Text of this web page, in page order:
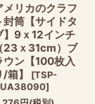
メリカのクラフ
封筒【サイドタ
】9ｘ12インチ
（23ｘ31cm）ブ
ウン【100枚入
/箱】
[TSP-
]